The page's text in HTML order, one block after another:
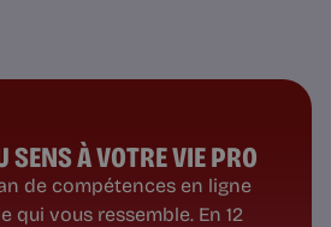
SENS À VOTRE VIE PRO
de compétences en ligne
qui vous ressemble. En 12